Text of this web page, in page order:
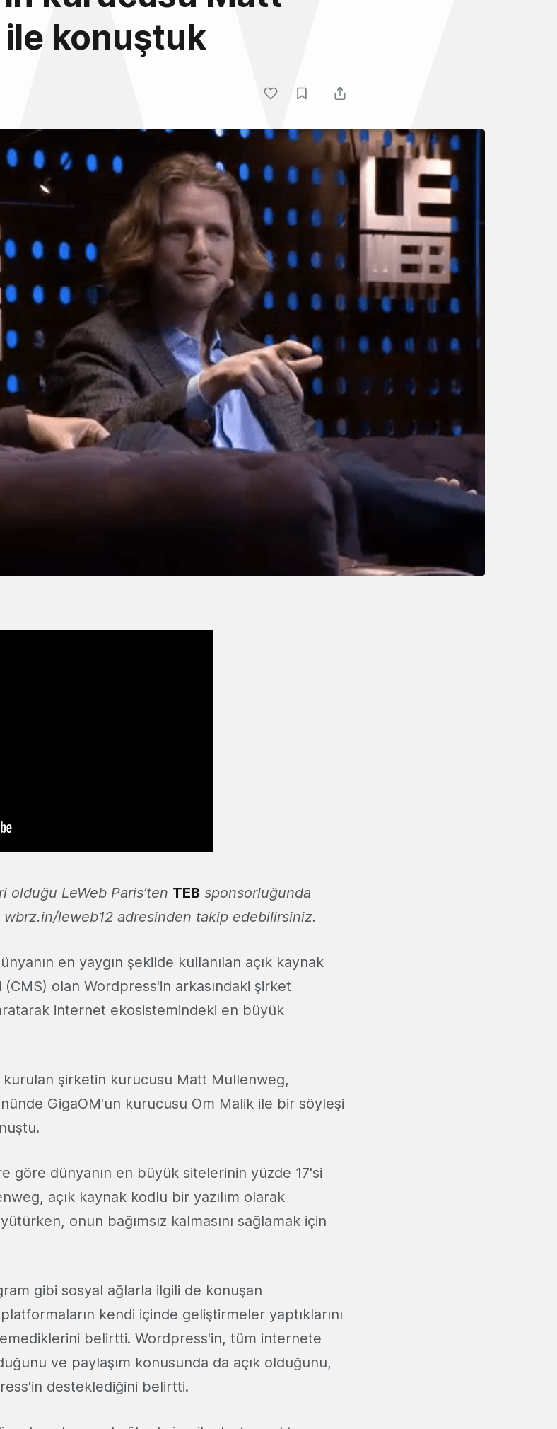
konuştuk
olduğu LeWeb Paris’ten TEB sponsorluğunda
wbrz.in/leweb12 adresinden takip edebilirsiniz.
en yaygın şekilde kullanılan açık kaynak
olan Wordpress'in arkasındaki şirket
internet ekosistemindeki en büyük
kurulan şirketin kurucusu Matt Mullenweg,
GigaOM'un kurucusu Om Malik ile bir söyleşi
göre dünyanın en büyük sitelerinin yüzde 17'si
açık kaynak kodlu bir yazılım olarak
onun bağımsız kalmasını sağlamak için
gibi sosyal ağlarla ilgili de konuşan
kendi içinde geliştirmeler yaptıklarını
belirtti. Wordpress'in, tüm internete
ve paylaşım konusunda da açık olduğunu,
desteklediğini belirtti.